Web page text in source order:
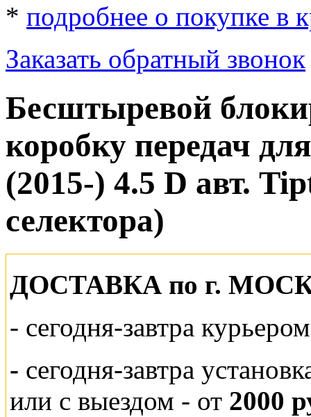
* подробнее о покупке в
Заказать обратный звонок
Бесштыревой
коробку передач
(2015-) 4.5 D авт.
селектора)
ДОСТАВКА по г.
- сегодня-завтра
- сегодня-завтра
или с выездом - от 2000